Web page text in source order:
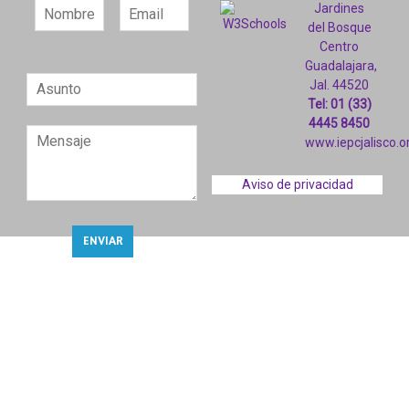
Jardines
del Bosque
Centro
Guadalajara,
Jal. 44520
Tel: 01 (33)
4445 8450
Aviso de privacidad